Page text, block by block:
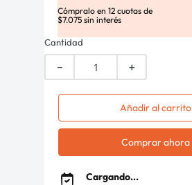
Cómpralo en 12 cuotas de
$7.075 sin interés
Cantidad
＋
－
Añadir al carrito
Comprar ahora
Cargando...